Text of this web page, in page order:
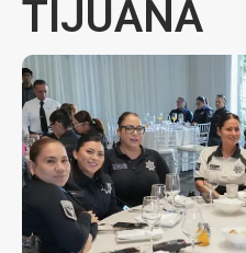
TIJUANA